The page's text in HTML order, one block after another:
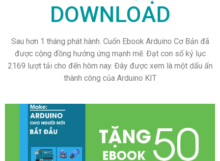
DOWNLOAD
Sau hơn 1 tháng phát hành. Cuốn Ebook Arduino Cơ Bản đã
được cộng đồng hưởng ứng mạnh mẽ. Đạt con số kỷ lục
2169 lượt tải cho đến hôm nay. Đây được xem là một dấu ấn
thành công của Arduino KIT